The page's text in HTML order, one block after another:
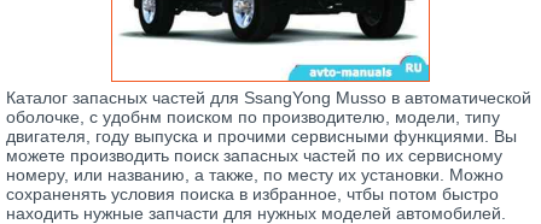
Каталог запасных частей для SsangYong Musso в автоматической
оболочке, с удобнм поиском по производителю, модели, типу
двигателя, году выпуска и прочими сервисными функциями. Вы
можете производить поиск запасных частей по их сервисному
номеру, или названию, а также, по месту их установки. Можно
сохраненять условия поиска в избранное, чтбы потом быстро
находить нужные запчасти для нужных моделей автомобилей.